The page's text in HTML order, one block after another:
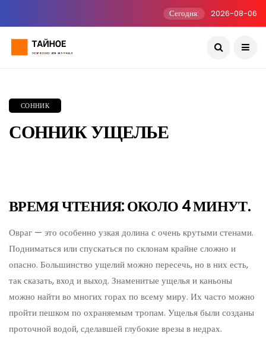
Сегодня: 2026-08-06
СОННИК
СОННИК УЩЕЛЬЕ
ВРЕМЯ ЧТЕНИЯ: ОКОЛО 4 МИНУТ.
Овраг — это особенно узкая долина с очень крутыми стенами.
Подниматься или спускаться по склонам крайне сложно и
опасно. Большинство ущелий можно пересечь, но в них есть,
так сказать, вход и выход. Знаменитые ущелья и каньоны
можно найти во многих горах по всему миру. Их часто можно
пройти пешком по охраняемым тропам. Ущелья были созданы
проточной водой, сделавшей глубокие врезы в недрах.